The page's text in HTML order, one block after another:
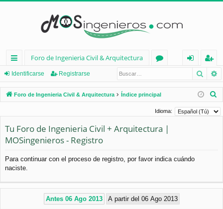
nl
ac
es
pi
os
Foro de Ingenieria Civil & Arquitectura
os
nt
ifi
eg
ist
ra
Identificarse Registrarse
Foro de Ingenieria Civil & Arquitectura Índice principal
s
Idioma:
Tu Foro de Ingenieria Civil + Arquitectura |
MOSingenieros - Registro
Para continuar con el proceso de registro, por favor indica cuándo
naciste.